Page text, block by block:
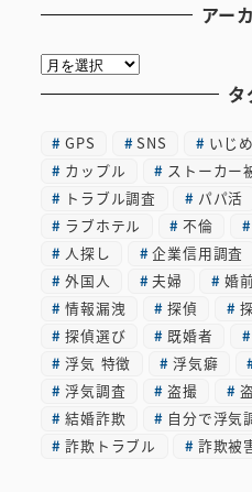
アー
ア
ー
イ
ブ
タ
GPS SNS いじ
カップル
ストーカー
トラブル調査
パパ活
ラブホテル
不倫
人探し
企業信用調査
外国人
夫婦 婚
情報漏洩
探偵
探偵選び
既婚者
浮気 特徴
浮気癖
浮気調査
盗撮
結婚詐欺
自分で浮気
詐欺トラブル
詐欺被